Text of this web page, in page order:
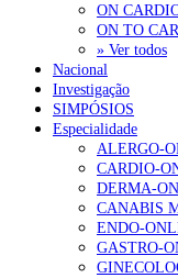
NOTÍCIAS MAIS
gesto
202
Alguns
família
155
ON
ON TO
» Ver todos
Nacional
Investigação
SIMPÓSIOS
Especialidade
ALERGO-
CARDIO-
DERMA-
CANABIS
ENDO-
GASTRO-